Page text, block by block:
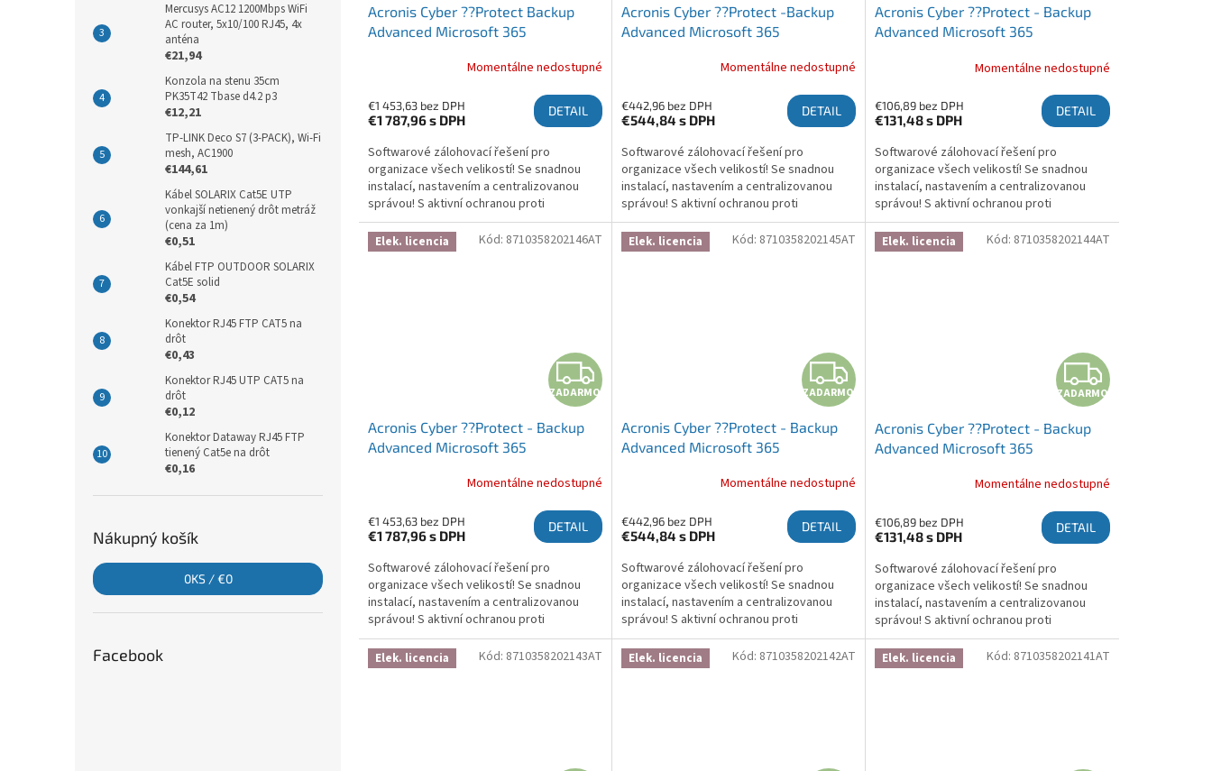
Mercusys AC12 1200Mbps WiFi
AC router, 5x10/100 RJ45, 4x
anténa
€21,94
Konzola na stenu 35cm
PK35T42 Tbase d4.2 p3
€12,21
TP-LINK Deco S7 (3-PACK), Wi-Fi
mesh, AC1900
€144,61
Kábel SOLARIX Cat5E UTP
vonkajší netienený drôt metráž
(cena za 1m)
€0,51
Kábel FTP OUTDOOR SOLARIX
Cat5E solid
€0,54
Konektor RJ45 FTP CAT5 na
drôt
€0,43
Konektor RJ45 UTP CAT5 na
drôt
€0,12
Konektor Dataway RJ45 FTP
tienený Cat5e na drôt
€0,16
Nákupný košík
0KS /€0
Facebook
Acronis Cyber ??Protect Backup
Advanced Microsoft 365
Year - RenewalMomentálne nedostupné
€1 453,63 bez DPH
€1 787,96s DPH
DETAIL
Softwarové zálohovací řešení pro
organizace všech velikostí! Se snadnou
instalací, nastavením a centralizovanou
správou! S aktivní ochranou proti
ransomwaru, která chrání zálohy a brání
šifrování! Více informací zde:...
Acronis Cyber ??Protect -Backup
Advanced Microsoft 365
Year - RenewalMomentálne nedostupné
€442,96 bez DPH
€544,84 s DPH
DETAIL
Softwarové zálohovací řešení pro
organizace všech velikostí! Se snadnou
instalací, nastavením a centralizovanou
správou! S aktivní ochranou proti
ransomwaru, která chrání zálohy a brání
šifrování! Více informací zde:...
Acronis Cyber ??Protect - Backup
Advanced Microsoft 365
Momentálne nedostupné
€106,89 bez DPH
€131,48s DPH
DETAIL
Softwarové zálohovací řešení pro
organizace všech velikostí! Se snadnou
instalací, nastavením a centralizovanou
správou! S aktivní ochranou proti
ransomwaru, která chrání zálohy a brání
šifrování! Více informací zde:...
Elek. licencia
ZADARMO
ZADARMO
Acronis Cyber ??Protect - Backup
Advanced Microsoft 365
Momentálne nedostupné
€1 453,63 bez DPH
€1 787,96s DPH
DETAIL
Softwarové zálohovací řešení pro
organizace všech velikostí! Se snadnou
instalací, nastavením a centralizovanou
správou! S aktivní ochranou proti
ransomwaru, která chrání zálohy a brání
šifrování! Více informací zde:...
Kód: 8710358202146AT Elek. licencia
ZADARMO
ZADARMO
Acronis Cyber ??Protect - Backup
Advanced Microsoft 365
Momentálne nedostupné
€442,96 bez DPH
€544,84 s DPH
DETAIL
Softwarové zálohovací řešení pro
organizace všech velikostí! Se snadnou
instalací, nastavením a centralizovanou
správou! S aktivní ochranou proti
ransomwaru, která chrání zálohy a brání
šifrování! Více informací zde:...
Kód: 8710358202145AT Elek. licencia
ZADARMO
Acronis Cyber ??Protect - Backup
Advanced Microsoft 365
Momentálne nedostupné
€106,89 bez DPH
€131,48s DPH
DETAIL
Softwarové zálohovací řešení pro
organizace všech velikostí! Se snadnou
instalací, nastavením a centralizovanou
správou! S aktivní ochranou proti
ransomwaru, která chrání zálohy a brání
šifrování! Více informací zde:...
Kód: 8710358202144AT
Elek. licencia Kód: 8710358202143AT Elek. licencia Kód: 8710358202142AT Elek. licencia Kód: 8710358202141AT